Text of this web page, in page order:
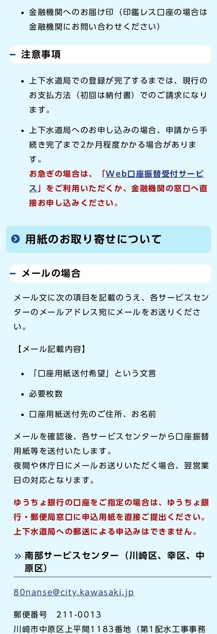
金融機関へのお届け印（印鑑レス口座の場合は
金融機関にお問い合わせください）
注意事項
上下水道局での登録が完了するまでは、現行の
お支払方法（初回は納付書）でのご請求になり
ます。
上下水道局へのお申し込みの場合、申請から手
続き完了まで2か月程度かかる場合がありま
す。
お急ぎの場合は、「Web口座振替受付サービ
ス
」をご利用いただくか、金融機関の窓口へ直
接お申し込みください。
用紙のお取り寄せについて
メールの場合
メール文に次の項目を記載のうえ、各サービスセン
ターのメールアドレス宛にメールをお送りくださ
い。
【メール記載内容】
「口座用紙送付希望」という文言
必要枚数
口座用紙送付先のご住所、お名前
メールを確認後、各サービスセンターから口座振替
用紙等を送付いたします。
夜間や休庁日にメールお送りいただく場合、翌営業
日の対応となります。
ゆうちょ銀行の口座をご指定の場合は、ゆうちょ銀
行・郵便局窓口に申込用紙を直接ご提出ください。
上下水道局への郵送による申込みはできません。
南部サービスセンター（川崎区、幸区、中
原区）
80nanse@city.kawasaki.jp
郵便番号 211-0013
川崎市中原区上平間1183番地（第1配水工事事務